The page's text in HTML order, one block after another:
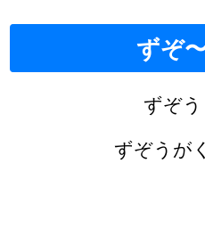
ずぞ
ずぞう
ずぞうがく